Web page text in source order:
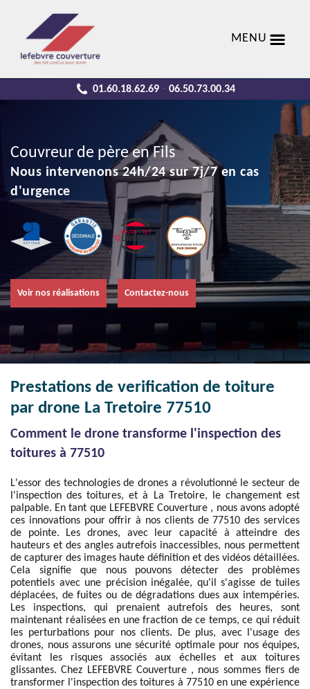
MENU
01.60.18.62.69 - 06.50.73.00.34
Couvreur de père en Fils
Nous intervenons 24h/24 sur 7j/7 en cas
d'urgence
Voir nos réalisations Contactez-nous
Prestations de verification de toiture
par drone La Tretoire 77510
Comment le drone transforme l'inspection des
toitures à 77510
L'essor des technologies de drones a révolutionné le secteur de
l'inspection des toitures, et à La Tretoire, le changement est
palpable. En tant que LEFEBVRE Couverture , nous avons adopté
ces innovations pour offrir à nos clients de 77510 des services
de pointe. Les drones, avec leur capacité à atteindre des
hauteurs et des angles autrefois inaccessibles, nous permettent
de capturer des images haute définition et des vidéos détaillées.
Cela signifie que nous pouvons détecter des problèmes
potentiels avec une précision inégalée, qu'il s'agisse de tuiles
déplacées, de fuites ou de dégradations dues aux intempéries.
Les inspections, qui prenaient autrefois des heures, sont
maintenant réalisées en une fraction de ce temps, ce qui réduit
les perturbations pour nos clients. De plus, avec l'usage des
drones, nous assurons une sécurité optimale pour nos équipes,
évitant les risques associés aux échelles et aux toitures
glissantes. Chez LEFEBVRE Couverture , nous sommes fiers de
transformer l'inspection des toitures à 77510 en une expérience